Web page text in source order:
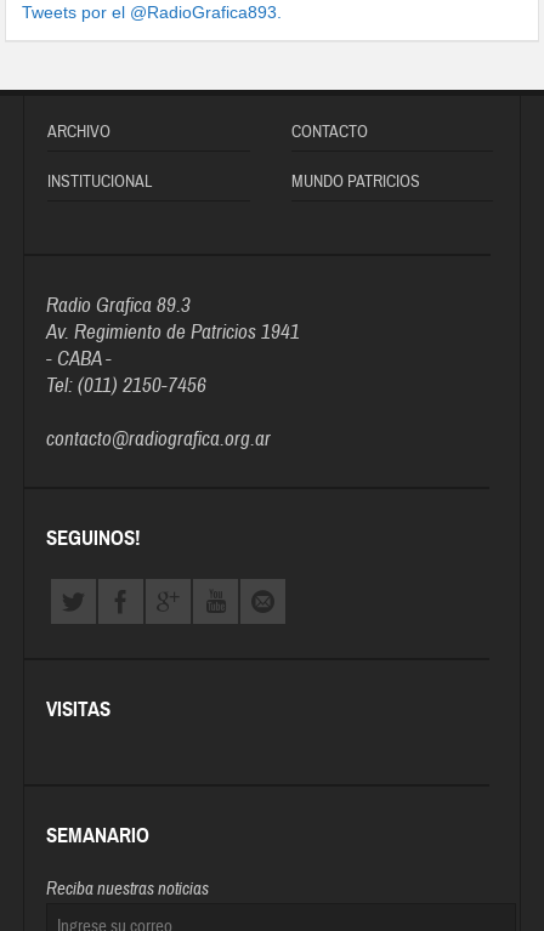
Tweets por el @RadioGrafica893.
ARCHIVO CONTACTO
INSTITUCIONAL MUNDO PATRICIOS
Radio Grafica 89.3
Av. Regimiento de Patricios 1941
- CABA -
Tel: (011) 2150-7456
contacto@radiografica.org.ar
SEGUINOS!
VISITAS
SEMANARIO
Reciba nuestras noticias